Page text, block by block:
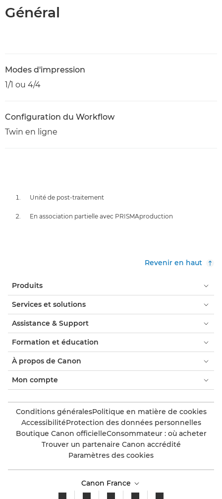
Général
Modes d'impression
1/1 ou 4/4
Configuration du Workflow
Twin en ligne
Unité de post-traitement
En association partielle avec PRISMAproduction
Revenir en haut
Produits
Services et solutions
Assistance & Support
Formation et éducation
À propos de Canon
Mon compte
Conditions généralesPolitique en matière de cookies
AccessibilitéProtection des données personnelles
Boutique Canon officielleConsommateur : où acheter
Trouver un partenaire Canon accrédité
Paramètres des cookies
Canon France